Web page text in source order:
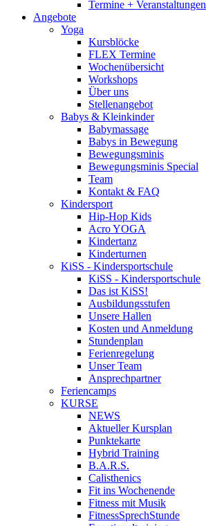
Termine + Veranstaltungen
Angebote
Yoga
Kursblöcke
FLEX Termine
Wochenübersicht
Workshops
Über uns
Stellenangebot
Babys & Kleinkinder
Babymassage
Babys in Bewegung
Bewegungsminis
Bewegungsminis Special
Team
Kontakt & FAQ
Kindersport
Hip-Hop Kids
Acro YOGA
Kindertanz
Kinderturnen
KiSS - Kindersportschule
KiSS - Kindersportschule
Das ist KiSS!
Ausbildungsstufen
Unsere Hallen
Kosten und Anmeldung
Stundenplan
Ferienregelung
Unser Team
Ansprechpartner
Feriencamps
KURSE
NEWS
Aktueller Kursplan
Punktekarte
Hybrid Training
B.A.R.S.
Calisthenics
Fit ins Wochenende
Fitness mit Musik
FitnessSprechStunde